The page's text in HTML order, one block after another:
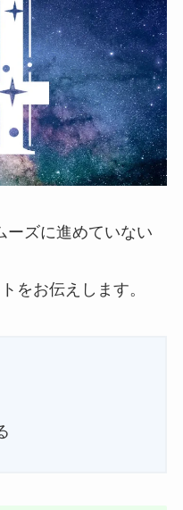
ーズに進めていない
をお伝えします。